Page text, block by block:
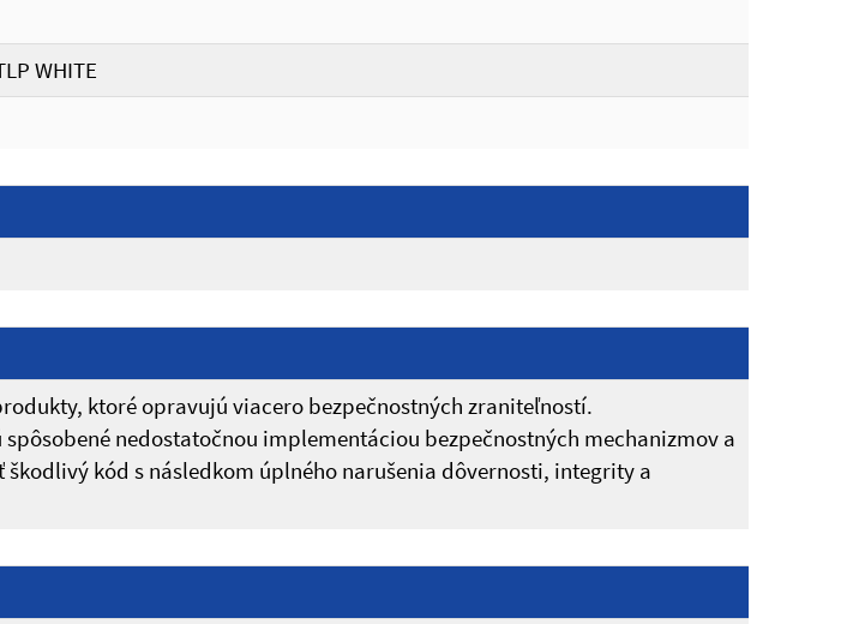
WHITE
ktoré opravujú viacero bezpečnostných zraniteľností.
spôsobené nedostatočnou implementáciou bezpečnostných mechanizmov a
kód s následkom úplného narušenia dôvernosti, integrity a